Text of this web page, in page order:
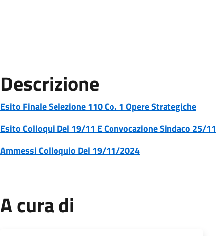
Descrizione
Esito Finale Selezione 110 Co. 1 Opere Strategiche
Esito Colloqui Del 19/11 E Convocazione Sindaco 25/11
Ammessi Colloquio Del 19/11/2024
A cura di